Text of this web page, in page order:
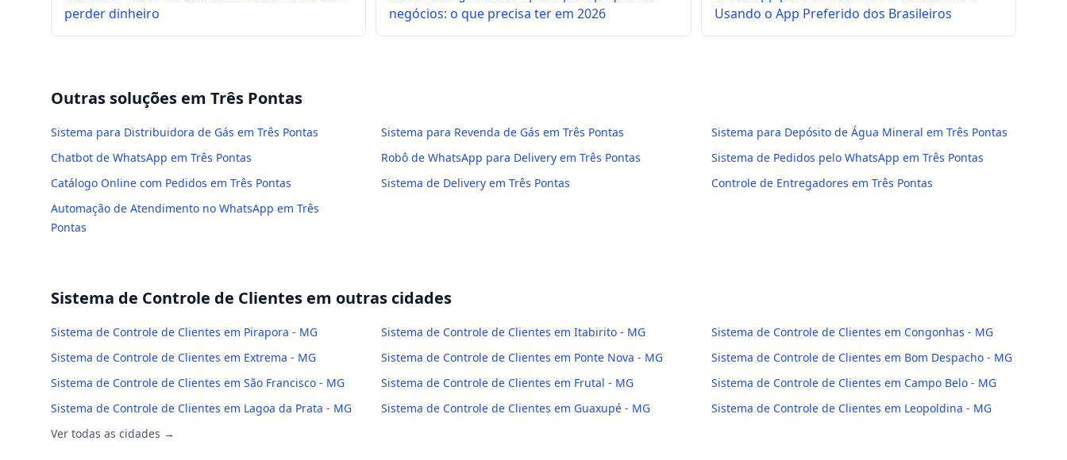
perder dinheiro
negócios: o que precisa ter em 2026
Usando o App Preferido dos Brasileiros
Outras soluções em Três Pontas
Sistema para Distribuidora de Gás em Três Pontas Sistema para Revenda de Gás em Três Pontas
Sistema para Depósito de Água Mineral em Três Pontas
Chatbot de WhatsApp em Três Pontas
Robô de WhatsApp para Delivery em Três Pontas
Sistema de Pedidos pelo WhatsApp em Três Pontas
Catálogo Online com Pedidos em Três Pontas
Sistema de Delivery em Três Pontas
Controle de Entregadores em Três Pontas
Automação de Atendimento no WhatsApp em Três
Pontas
Sistema de Controle de Clientes em outras cidades
Sistema de Controle de Clientes em Pirapora - MG Sistema de Controle de Clientes em Itabirito - MG
Sistema de Controle de Clientes em Congonhas - MG
Sistema de Controle de Clientes em Extrema - MG
Sistema de Controle de Clientes em Ponte Nova - MG
Sistema de Controle de Clientes em Bom Despacho - MG
Sistema de Controle de Clientes em São Francisco - MG
Sistema de Controle de Clientes em Frutal - MG
Sistema de Controle de Clientes em Campo Belo - MG
Sistema de Controle de Clientes em Lagoa da Prata - MG
Sistema de Controle de Clientes em Guaxupé - MG
Sistema de Controle de Clientes em Leopoldina - MG
Ver todas as cidades →